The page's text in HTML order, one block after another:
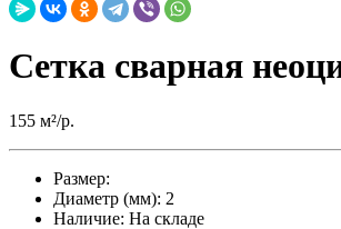
Сетка сварная
155 м²/р.
Размер:
Диаметр (мм): 2
Наличие: На складе